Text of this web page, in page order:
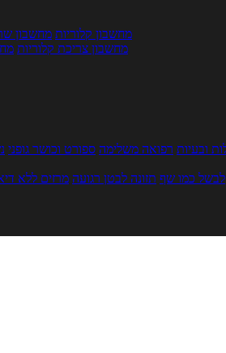
מחשבון קלוריות מחשבון
מחשבון צריכת קלוריות
ובעיות רפואה משלימה ספורט וכושר גופני
לבשל כמו שף תזונה לבטן רגועה מרזים ללא